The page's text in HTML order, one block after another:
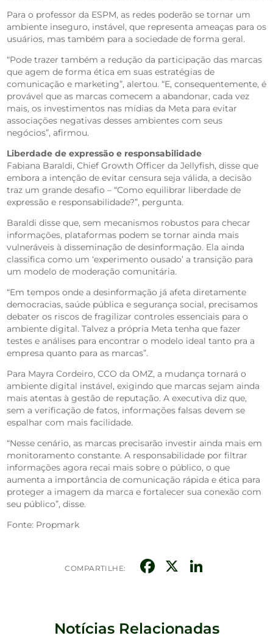
Para o professor da ESPM, as redes poderão se tornar um
ambiente inseguro, instável, que representa ameaças para os
usuários, mas também para a sociedade de forma geral.
“Pode trazer também a redução da participação das marcas
que agem de forma ética em suas estratégias de
comunicação e marketing”, alertou. “E, consequentemente, é
provável que as marcas comecem a abandonar, cada vez
mais, os investimentos nas mídias da Meta para evitar
associações negativas desses ambientes com seus
negócios”, afirmou.
Liberdade de expressão e responsabilidade
Fabiana Baraldi, Chief Growth Officer da Jellyfish, disse que
embora a intenção de evitar censura seja válida, a decisão
traz um grande desafio – “Como equilibrar liberdade de
expressão e responsabilidade?”, pergunta.
Baraldi disse que, sem mecanismos robustos para checar
informações, plataformas podem se tornar ainda mais
vulneráveis à disseminação de desinformação. Ela ainda
classifica como um ‘experimento ousado’ a transição para
um modelo de moderação comunitária.
“Em tempos onde a desinformação já afeta diretamente
democracias, saúde pública e segurança social, precisamos
debater os riscos de fragilizar controles essenciais para o
ambiente digital. Talvez a própria Meta tenha que fazer
testes e análises para encontrar o modelo ideal tanto pra a
empresa quanto para as marcas”.
Para Mayra Cordeiro, CCO da OMZ, a mudança tornará o
ambiente digital instável, exigindo que marcas sejam ainda
mais atentas à gestão de reputação. A executiva diz que,
sem a verificação de fatos, informações falsas devem se
espalhar com mais facilidade.
“Nesse cenário, as marcas precisarão investir ainda mais em
monitoramento constante. A responsabilidade por filtrar
informações agora recai mais sobre o público, o que
aumenta a importância de comunicação rápida e ética para
proteger a imagem da marca e fortalecer sua conexão com
seu público”, disse.
Fonte: Propmark
COMPARTILHE: Facebook
X
Notícias Relacionadas